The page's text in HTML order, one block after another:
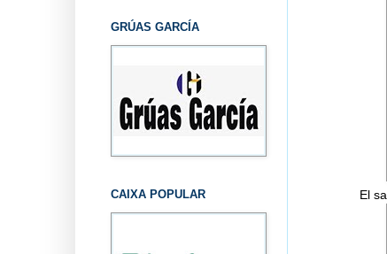
El
GRÚAS GARCÍA
CAIXA POPULAR